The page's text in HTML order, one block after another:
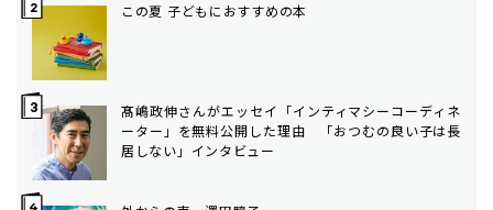
この夏 子どもにおすすめの本
髙嶋政伸さんがエッセイ「インティマシーコーディネ
ーター」を無料公開した理由 「おつむの良い子は長
居しない」インタビュー